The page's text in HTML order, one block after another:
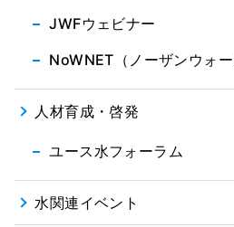
JWFウェビナー
NoWNET（ノーザンウォー
人材育成・啓発
ユース水フォーラム
水関連イベント